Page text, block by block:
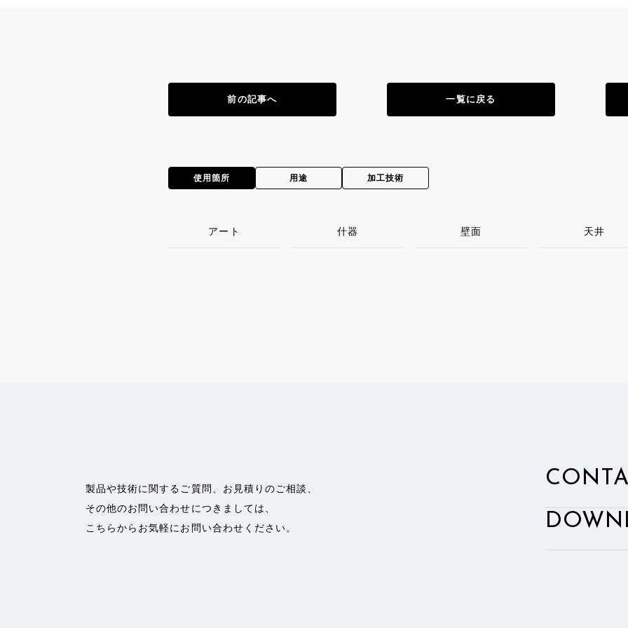
前の記事へ 一覧に戻る
使用箇所 用途 加工技術
アート 什器 壁面 天井
製品や技術に関するご質問、お見積りのご相談、
その他のお問い合わせにつきましては、
こちらからお気軽にお問い合わせください。